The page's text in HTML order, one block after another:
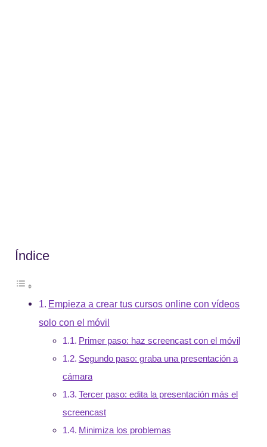
Índice
Empieza a crear tus cursos online con vídeos
solo con el móvil
Primer paso: haz screencast con el móvil
Segundo paso: graba una presentación a
cámara
Tercer paso: edita la presentación más el
screencast
Minimiza los problemas